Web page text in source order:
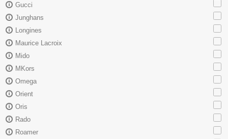
Gucci
Junghans
Longines
Maurice Lacroix
Mido
MKors
Omega
Orient
Oris
Rado
Roamer